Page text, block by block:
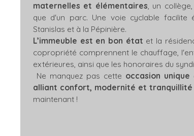
maternelles et élémentaires, un
que d'un parc. Une voie cyclable facilite
Stanislas et à la Pépinière.
L’immeuble est en bon état et la
copropriété comprennent le chauffage,
extérieures, ainsi que les honoraires du
Ne manquez pas cette occasion unique
alliant confort, modernité et tranquillité
maintenant !